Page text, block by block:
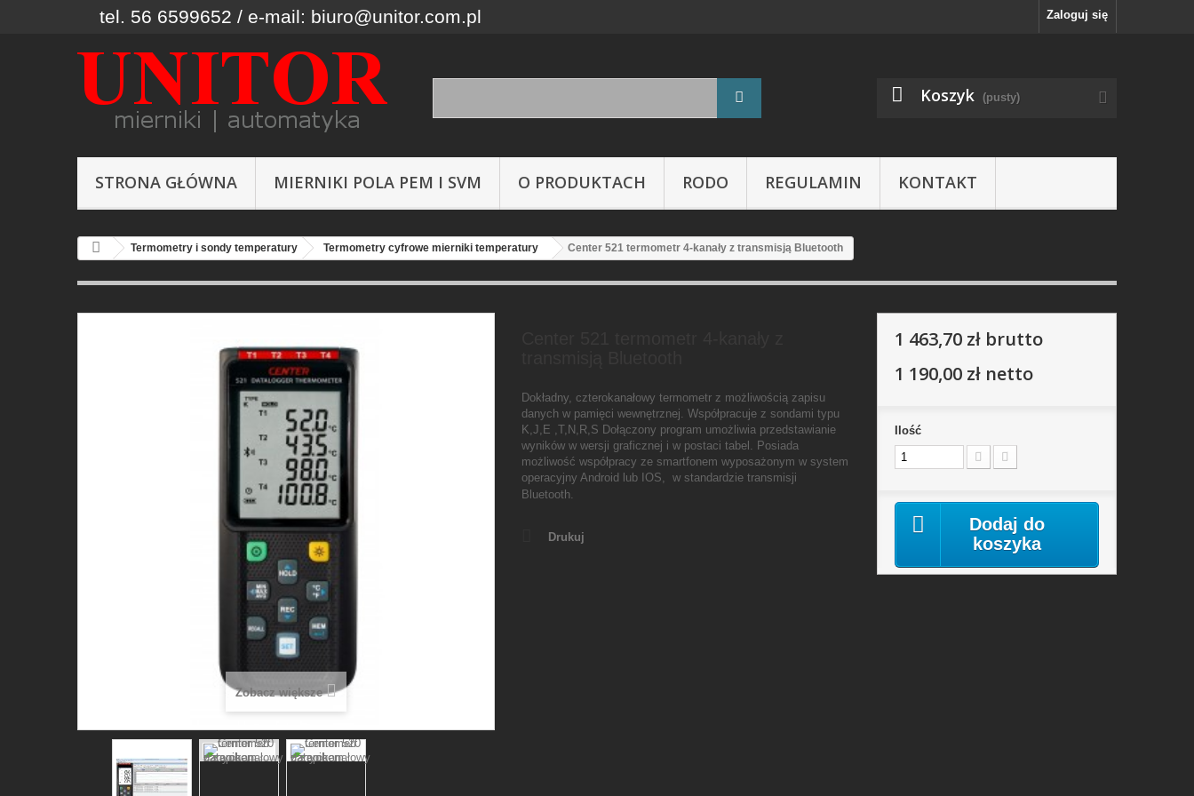
tel. 56 6599652 / e-mail: biuro@unitor.com.pl Zaloguj się
Koszyk (pusty)
STRONA GŁÓWNA MIERNIKI POLA PEM I SVM O PRODUKTACH RODO REGULAMIN KONTAKT
Termometry i sondy temperatury Termometry cyfrowe mierniki temperatury Center 521 termometr 4-kanały z transmisją Bluetooth
Zobacz większe
Dokładny, czterokanałowy termometr z możliwością zapisu
danych w pamięci wewnętrznej. Współpracuje z sondami typu
K,J,E ,T,N,R,S Dołączony program umożliwia przedstawianie
wyników w wersji graficznej i w postaci tabel. Posiada
możliwość współpracy ze smartfonem wyposażonym w system
operacyjny Android lub IOS, w standardzie transmisji
Bluetooth.
Drukuj
1 463,70 złbrutto
1 190,00 złnetto
Ilość
Dodaj do
koszyka